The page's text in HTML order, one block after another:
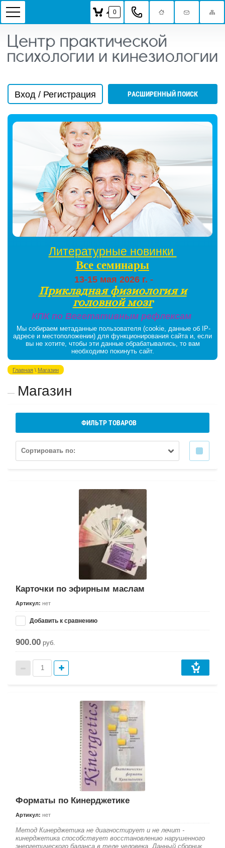
0
Вход / Регистрация РАСШИРЕННЫЙ ПОИСК
Литературные новинки
Все семинары
13-15 мая 2026 г. -
Прикладная физиология и
головной мозг
КПК по Вегетативным рефлексам
Мы собираем метаданные пользователя (cookie, данные об IP-
адресе и местоположении) для функционирования сайта и, если
вы не хотите, чтобы эти данные обрабатывались, то вам
необходимо покинуть сайт.
Главная \ Магазин
Магазин
ФИЛЬТР ТОВАРОВ
Сортировать по:
Карточки по эфирным маслам
Артикул: нет
Добавить к сравнению
900.00 руб.
Форматы по Кинерджетике
Артикул: нет
Метод Кинерджетика не диагностирует и не лечит -
кинерджетика способствует восстановлению нарушенного
энергетического баланса в теле человека. Данный сборник